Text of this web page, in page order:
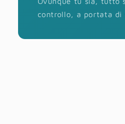
controllo, a portata di